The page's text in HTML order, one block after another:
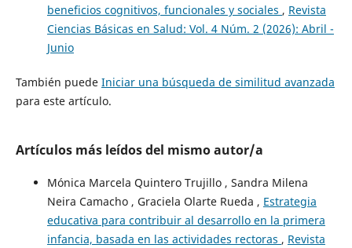
beneficios cognitivos, funcionales y sociales , Revista
Ciencias Básicas en Salud: Vol. 4 Núm. 2 (2026): Abril -
Junio
También puede Iniciar una búsqueda de similitud avanzada
para este artículo.
Artículos más leídos del mismo autor/a
Mónica Marcela Quintero Trujillo , Sandra Milena
Neira Camacho , Graciela Olarte Rueda , Estrategia
educativa para contribuir al desarrollo en la primera
infancia, basada en las actividades rectoras , Revista